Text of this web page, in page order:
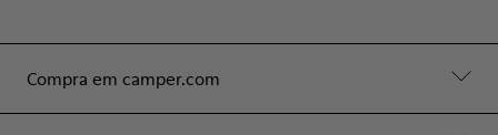
Compra em camper.com